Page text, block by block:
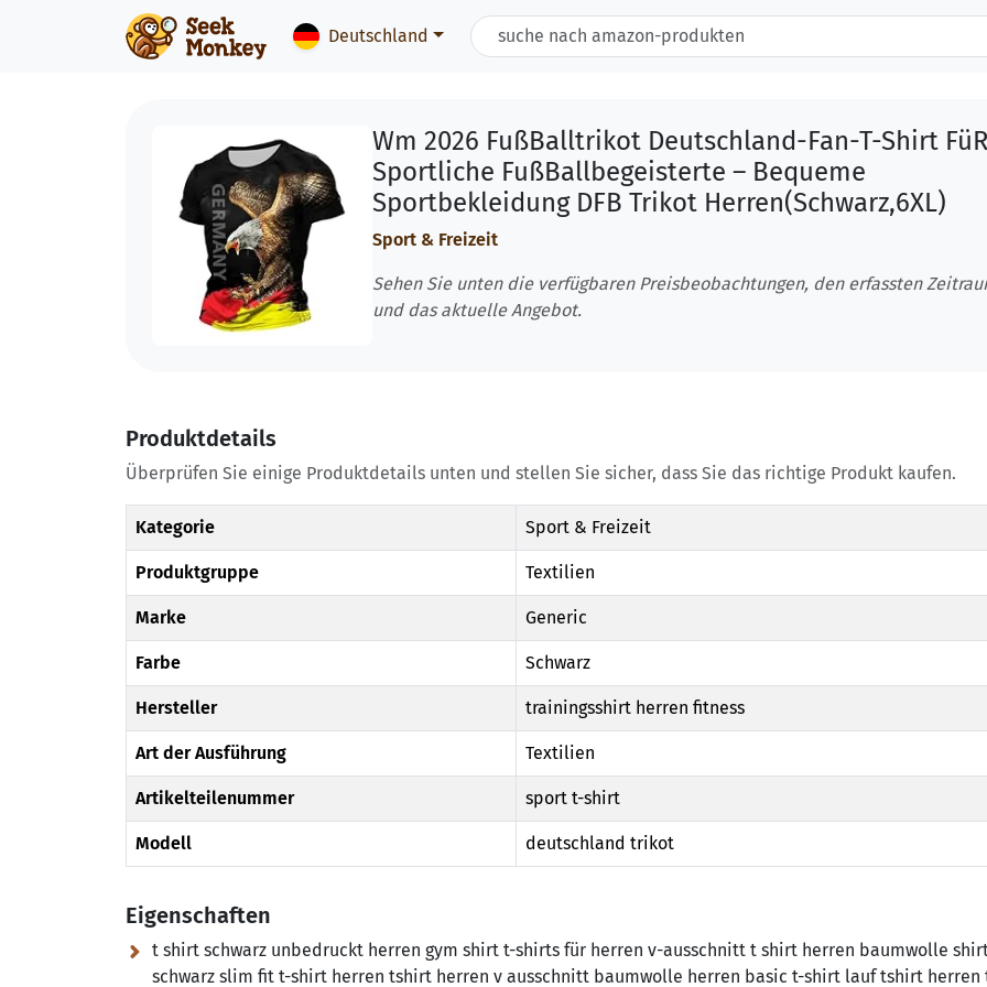
Deutschland
Wm 2026 FußBalltrikot Deutschland-Fan-T-Shirt FüR
Sportliche FußBallbegeisterte – Bequeme
Sportbekleidung DFB Trikot Herren(Schwarz,6XL)
Sport & Freizeit
Sehen Sie unten die verfügbaren Preisbeobachtungen, den erfassten
und das aktuelle Angebot.
Produktdetails
Überprüfen Sie einige Produktdetails unten und stellen Sie sicher, dass Sie das richtige Produkt kaufen.
Kategorie Sport & Freizeit
Produktgruppe Textilien
Marke Generic
Farbe Schwarz
Hersteller trainingsshirt herren fitness
Art der Ausführung Textilien
Artikelteilenummer sport t-shirt
Modell deutschland trikot
Eigenschaften
t shirt schwarz unbedruckt herren gym shirt t-shirts für herren v-ausschnitt t shirt herren baumwolle
schwarz slim fit t-shirt herren tshirt herren v ausschnitt baumwolle herren basic t-shirt lauf tshirt herren